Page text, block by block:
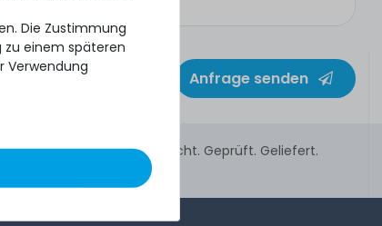
Anfrage senden
Gebraucht. Geprüft. Geliefert.
Die Zustimmung
zu einem späteren
Verwendung